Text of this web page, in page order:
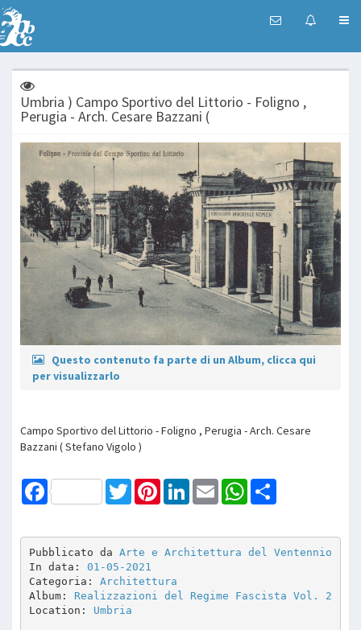
Umbria ) Campo Sportivo del Littorio - Foligno ,
Perugia - Arch. Cesare Bazzani (
Questo contenuto fa parte di un Album, clicca qui
per visualizzarlo
Campo Sportivo del Littorio - Foligno , Perugia - Arch. Cesare
Bazzani ( Stefano Vigolo )
Facebook TwitterPinterestLinkedInEmail WhatsApp
Pubblicato da Arte e Architettura del Ventennio
In data: 01-05-2021
Categoria: Architettura
Album: Realizzazioni del Regime Fascista Vol. 2
Location: Umbria